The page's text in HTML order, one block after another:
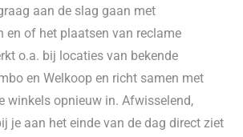
aan de slag gaan met
en of het plaatsen van reclame
o.a. bij locaties van bekende
en Welkoop en richt samen met
winkels opnieuw in. Afwisselend,
je aan het einde van de dag direct ziet